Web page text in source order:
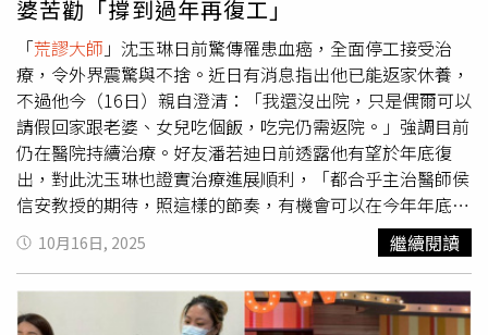
將開打，她透露近期生活模式就是「工作與練舞」的不斷循
環，忙碌且充實。
婆苦勸「撐到過年再復工」
「荒謬大師 」沈玉琳日前驚傳罹患血癌，全面停工接受治
療，令外界震驚與不捨。近日有消息指出他已能返家休養，
不過他今（16日）親自澄清：「我還沒出院，只是偶爾可以
請假回家跟老婆、女兒吃個飯，吃完仍需返院。」強調目前
仍在醫院持續治療。好友潘若迪日前透露他有望於年底復
出，對此沈玉琳也證實治療進展順利，「都合乎主治醫師侯
信安教授的期待，照這樣的節奏，有機會可以在今年年底前
復工」。但他也笑說，太太芽芽希望他多休息，「她希望我
的復工期可以拉到農曆過年後，這部分我們會再討論。」沈
玉琳樂觀面對病情，仍維持一貫幽默態度，他感謝外界關心
與祝福，表示會乖乖配合治療，「現在最重要的是身體恢復
10月16日, 2025 繼續閱讀